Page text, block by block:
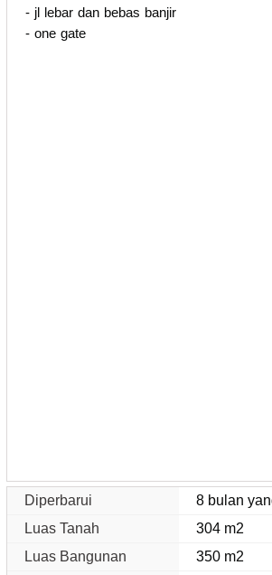
- jl lebar dan bebas banjir
- one gate
Diperbarui
8 bulan
Luas Tanah
304 m2
Luas Bangunan
350 m2